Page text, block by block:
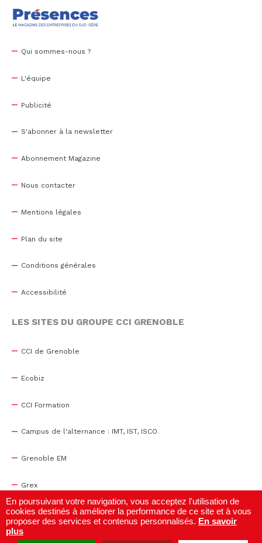
Qui sommes-nous ?
L'équipe
Publicité
S'abonner à la newsletter
Abonnement Magazine
Nous contacter
Mentions légales
Plan du site
Conditions générales
Accessibilité
LES SITES DU GROUPE CCI GRENOBLE
CCI de Grenoble
Ecobiz
CCI Formation
Campus de l'alternance : IMT, IST, ISCO
Grenoble EM
Grex
WTC Grenoble
Centre de congrès
En poursuivant votre navigation, vous acceptez l'utilisation de
cookies destinés à améliorer la performance de ce site et à vous
proposer des services et contenus personnalisés. En savoir
plus